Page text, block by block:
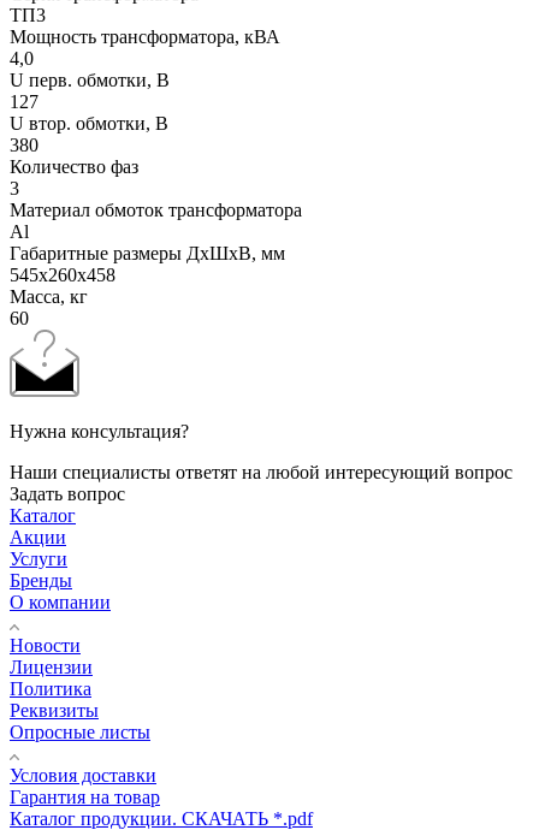
ТП3
Мощность трансформатора, кВА
4,0
U перв. обмотки, В
127
U втор. обмотки, В
380
Количество фаз
3
Материал обмоток трансформатора
Al
Габаритные размеры ДхШхВ, мм
545x260x458
Масса, кг
60
Нужна консультация?
Наши специалисты ответят на любой интересующий вопрос
Задать вопрос
Каталог
Акции
Услуги
Бренды
О компании
Новости
Лицензии
Политика
Реквизиты
Опросные листы
Условия доставки
Гарантия на товар
Каталог продукции. СКАЧАТЬ *.pdf